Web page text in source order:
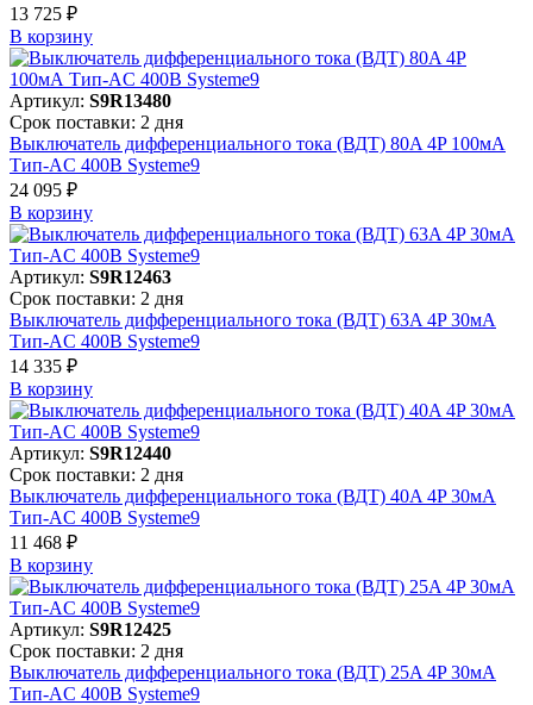
13 725 ₽
В корзинy
Артикул: S9R13480
Срок поставки: 2 дня
Выключатель дифференциального тока (ВДТ) 80A 4P 100мА
Тип-AC 400В Systeme9
24 095 ₽
В корзинy
Артикул: S9R12463
Срок поставки: 2 дня
Выключатель дифференциального тока (ВДТ) 63A 4P 30мА
Тип-AC 400В Systeme9
14 335 ₽
В корзинy
Артикул: S9R12440
Срок поставки: 2 дня
Выключатель дифференциального тока (ВДТ) 40A 4P 30мА
Тип-AC 400В Systeme9
11 468 ₽
В корзинy
Артикул: S9R12425
Срок поставки: 2 дня
Выключатель дифференциального тока (ВДТ) 25A 4P 30мА
Тип-AC 400В Systeme9